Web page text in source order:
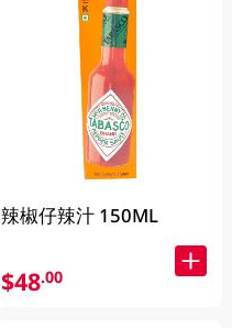
辣椒仔辣汁 150ML
$48.00